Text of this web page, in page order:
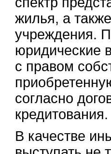
жилья, а
учреждения.
юридические
с правом
согласно
кредитования.
В качестве